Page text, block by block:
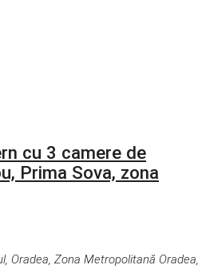
cu 3 camere de
Prima Sova, zona
Oradea, Zona Metropolitană Oradea,